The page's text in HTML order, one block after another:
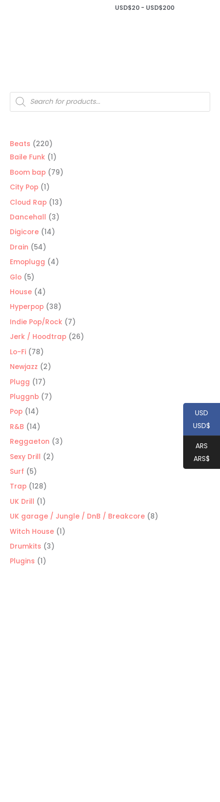
Búsqueda
de
productos
Beats 220220
productos
Baile Funk 11
producto
Boom bap 7979
City Pop 11
producto
Cloud Rap 1313
productos
Dancehall 33
Digicore 1414
Drain 5454
productos
Emoplugg 44
Glo 55
productos
House 44
productos
Hyperpop 3838
productos
Indie Pop/Rock 77
productos
Jerk / Hoodtrap 2626
Lo-Fi 7878
productos
Newjazz 22
Plugg 1717
productos
Pluggnb 77
Pop 1414
productos
R&B 1414
productos
Reggaeton 33
Sexy Drill 22
Surf 55
productos
Trap 128128
productos
UK Drill 11
producto
UK garage / Jungle / DnB / Breakcore 88
Witch House 11
Drumkits 33
Plugins 11
USD$20 - USD$200Rango
USD
USD$
ARS
ARS$